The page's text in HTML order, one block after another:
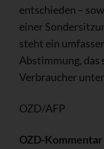
entschieden –
einer
steht ein
Abstimmung, das
Verbraucher
OZD/AFP
OZD-